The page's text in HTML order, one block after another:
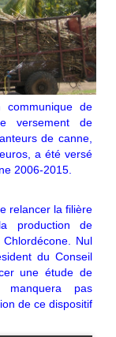
de
versement de
de canne,
a été versé
2006-2015.
relancer la filière
production de
Nul
du Conseil
une étude de
pas
de ce dispositif